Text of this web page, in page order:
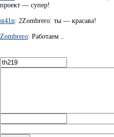
проект — супер!
st41n: 2Zombrero: ты — красава!
Zombrero: Работаем ..